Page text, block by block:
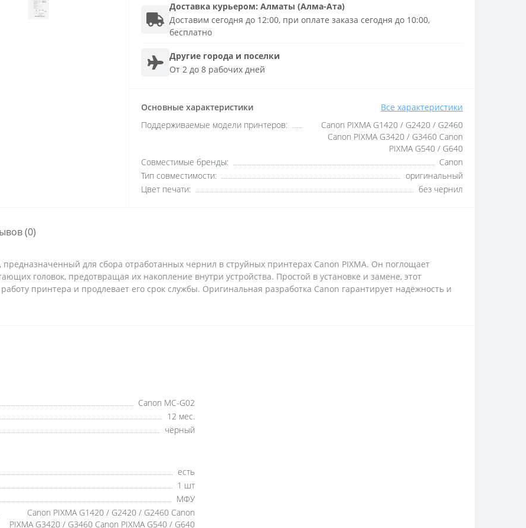
Доставка курьером: Алматы (Алма-Ата)
Доставим сегодня до 12:00, при оплате заказа сегодня до 10:00,
бесплатно
Другие города и поселки
От 2 до 8 рабочих дней
Основные характеристики Все характеристики
Поддерживаемые модели принтеров:
Canon PIXMA G1420 / G2420 / G2460
Canon PIXMA G3420 / G3460 Canon
PIXMA G540 / G640
Совместимые бренды:
Canon
Тип совместимости:
оригинальный
Цвет печати:
без чернил
(0)
для сбора отработанных чернил в струйных принтерах Canon PIXMA. Он поглощает
головок, предотвращая их накопление внутри устройства. Простой в установке и замене, этот
принтера и продлевает его срок службы. Оригинальная разработка Canon гарантирует надёжность и
Canon MC-G02
12 мес.
чёрный
есть
1 шт
МФУ
Canon PIXMA G1420 / G2420 / G2460 Canon
PIXMA G3420 / G3460 Canon PIXMA G540 / G640